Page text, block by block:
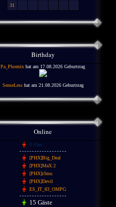
31
Birthday
Pa_Phoenix hat am 17.08.2026 Geburtstag
SenseLesshat am 21.08.2026 Geburtstag
Online
0 User
[PHX]Big_Deal
[PHX]MaX.2
[PHX]r3mu
[PHX]Devil
ES_IT_83_OMPG
15 Gäste